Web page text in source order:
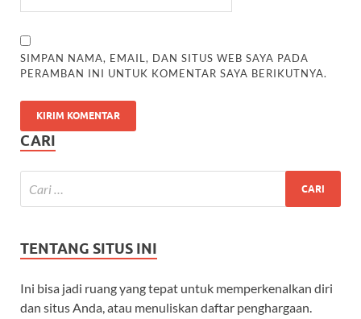
SIMPAN NAMA, EMAIL, DAN SITUS WEB SAYA PADA
PERAMBAN INI UNTUK KOMENTAR SAYA BERIKUTNYA.
CARI
TENTANG SITUS INI
Ini bisa jadi ruang yang tepat untuk memperkenalkan diri
dan situs Anda, atau menuliskan daftar penghargaan.